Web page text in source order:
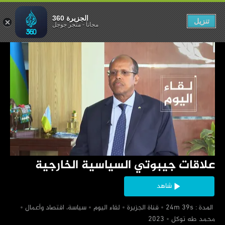
‏علاقات جيبوتي السياسية الخارجية
شاهد
‏ المدة : 24m 39s
‏قناة الجزيرة ‏لقاء اليوم
‏سياسة، اقتصاد وأعمال
‏محمد طه توكل
الخارجية
الجزيرة 360
مجاناً-متجر جوجل تنزيل